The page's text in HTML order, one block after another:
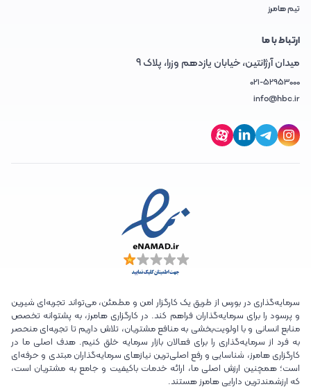
تیم هامرز
ارتباط با ما
میدان آرژانتین، خیابان یازدهم وزرا، پلاک 9
021-52953000
info@hbc.ir
سرمایه‌گذاری در بورس از طریق یک کارگزار امن و مطمئن، می‌تواند تجربه‌ای شیرین
و پرسود را برای سرمایه‌گذاران فراهم کند. در کارگزاری هامرز، به پشتوانه تخصص
منابع انسانی و با اولویت‌بخشی به منافع مشتریان، تلاش داریم تا تجربه‌ای منحصر
به فرد از سرمایه‌گذاری را برای فعالان بازار سرمایه خلق کنیم. هدف اصلی ما در
کارگزاری هامرز، شناسایی و رفع اصلی‌ترین نیازهای سرمایه‌گذاران مبتدی و حرفه‌ای
است؛ همچنین ارزش اصلی ما، ارائه خدمات باکیفیت و جامع به مشتریان است،
که ارزشمندترین دارایی هامرز هستند.